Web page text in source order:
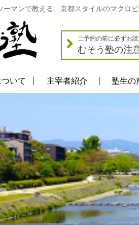
ーマンで教える、京都スタイルのマクロ
ご予約の前に必ずお
むそう塾の注
いて 主宰者紹介 塾生の